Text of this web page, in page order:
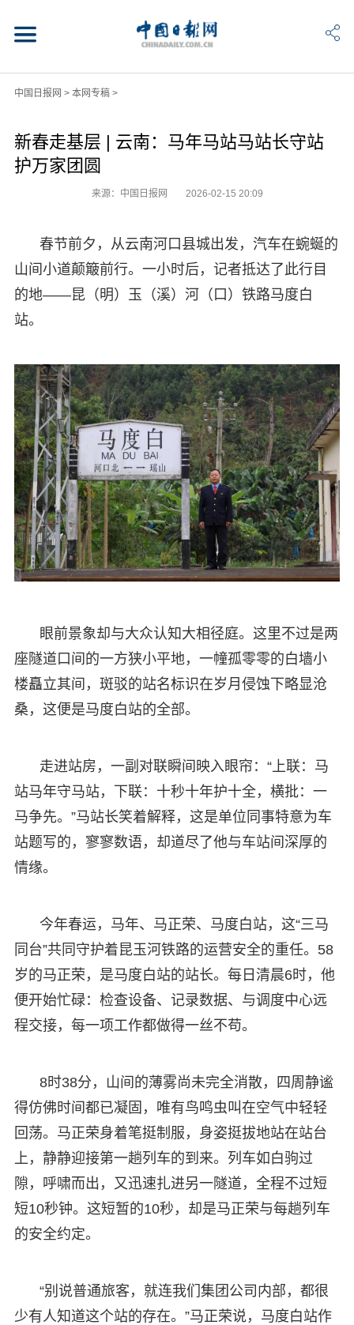
中国日报网 > 本网专稿>
新春走基层 | 云南：马年马站马站长守站
护万家团圆
来源：中国日报网 2026-02-15 20:09
春节前夕，从云南河口县城出发，汽车在蜿蜒的
山间小道颠簸前行。一小时后，记者抵达了此行目
的地——昆（明）玉（溪）河（口）铁路马度白
站。
眼前景象却与大众认知大相径庭。这里不过是两
座隧道口间的一方狭小平地，一幢孤零零的白墙小
楼矗立其间，斑驳的站名标识在岁月侵蚀下略显沧
桑，这便是马度白站的全部。
走进站房，一副对联瞬间映入眼帘：“上联：马
站马年守马站，下联：十秒十年护十全，横批：一
马争先。”马站长笑着解释，这是单位同事特意为车
站题写的，寥寥数语，却道尽了他与车站间深厚的
情缘。
今年春运，马年、马正荣、马度白站，这“三马
同台”共同守护着昆玉河铁路的运营安全的重任。58
岁的马正荣，是马度白站的站长。每日清晨6时，他
便开始忙碌：检查设备、记录数据、与调度中心远
程交接，每一项工作都做得一丝不苟。
8时38分，山间的薄雾尚未完全消散，四周静谧
得仿佛时间都已凝固，唯有鸟鸣虫叫在空气中轻轻
回荡。马正荣身着笔挺制服，身姿挺拔地站在站台
上，静静迎接第一趟列车的到来。列车如白驹过
隙，呼啸而出，又迅速扎进另一隧道，全程不过短
短10秒钟。这短暂的10秒，却是马正荣与每趟列车
的安全约定。
“别说普通旅客，就连我们集团公司内部，都很
少有人知道这个站的存在。”马正荣说，马度白站作